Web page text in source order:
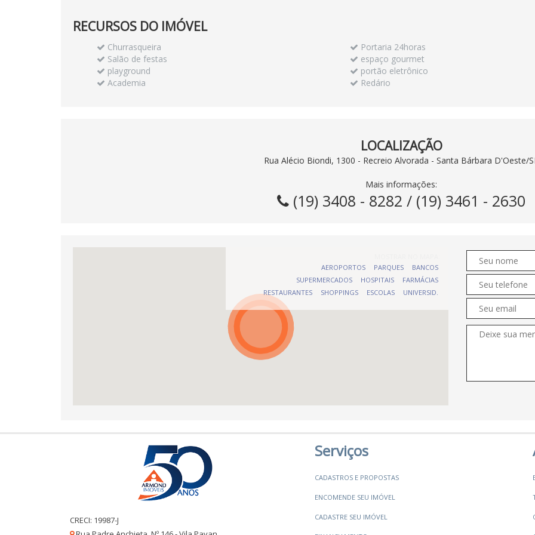
RECURSOS DO IMÓVEL
Churrasqueira
Portaria 24horas
Salão de festas
espaço gourmet
playground
portão eletrônico
Academia
Redário
LOCALIZAÇÃO
Rua Alécio Biondi, 1300 - Recreio Alvorada - Santa Bárbara D'Oeste/
Mais informações:
(19) 3408 - 8282 / (19) 3461 - 2630
AEROPORTOS
PARQUES
BANCOS
SUPERMERCADOS
HOSPITAIS
FARMÁCIAS
RESTAURANTES
SHOPPINGS ESCOLAS UNIVERSID.
CRECI: 19987-J
Serviços
CADASTROS E PROPOSTAS
ENCOMENDE SEU IMÓVEL
CADASTRE SEU IMÓVEL